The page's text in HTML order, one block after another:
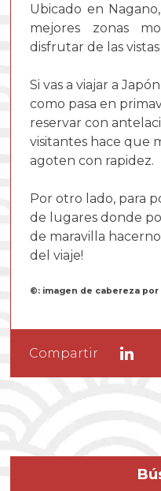
Ubicado en
mejores zonas
disfrutar de las
Si vas a viajar a
como pasa en
reservar con
visitantes hace que
agoten con rapidez.
Por otro lado, para
de lugares donde
de maravilla
del viaje!
©: imagen de cabereza por
Compartir